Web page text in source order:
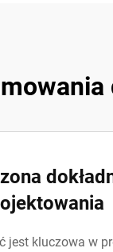
jest kluczowa w